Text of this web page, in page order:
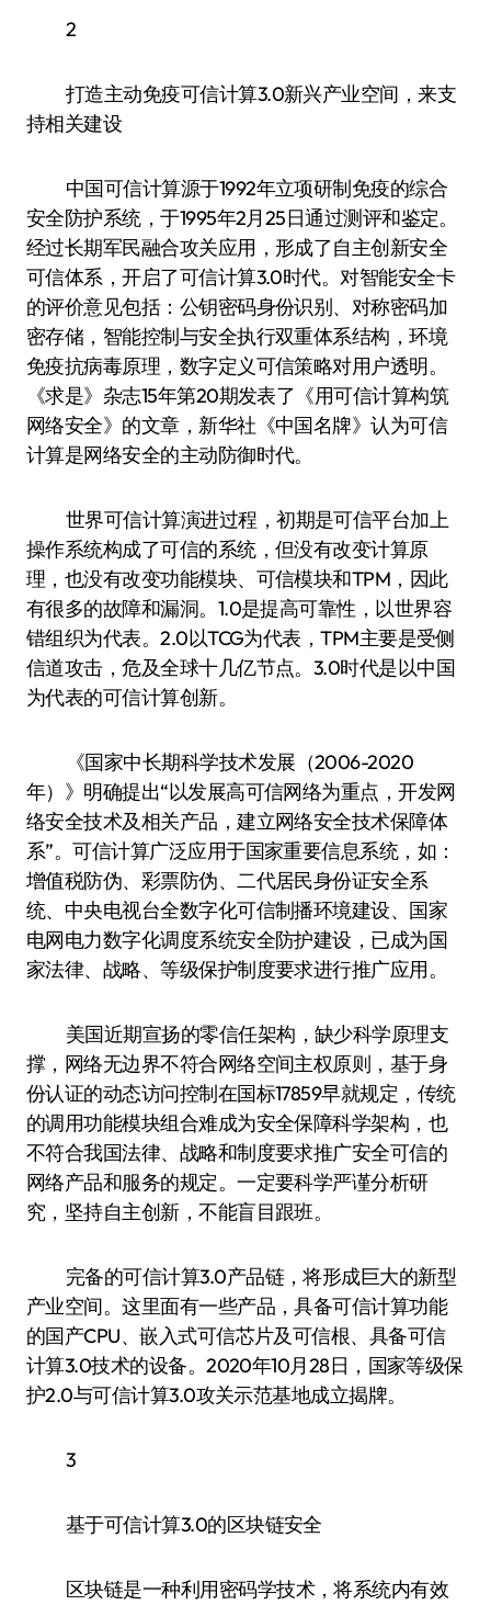
2
打造主动免疫可信计算3.0新兴产业空间，来支
持相关建设
中国可信计算源于1992年立项研制免疫的综合
安全防护系统，于1995年2月25日通过测评和鉴定。
经过长期军民融合攻关应用，形成了自主创新安全
可信体系，开启了可信计算3.0时代。对智能安全卡
的评价意见包括：公钥密码身份识别、对称密码加
密存储，智能控制与安全执行双重体系结构，环境
免疫抗病毒原理，数字定义可信策略对用户透明。
《求是》杂志15年第20期发表了《用可信计算构筑
网络安全》的文章，新华社《中国名牌》认为可信
计算是网络安全的主动防御时代。
世界可信计算演进过程，初期是可信平台加上
操作系统构成了可信的系统，但没有改变计算原
理，也没有改变功能模块、可信模块和TPM，因此
有很多的故障和漏洞。1.0是提高可靠性，以世界容
错组织为代表。2.0以TCG为代表，TPM主要是受侧
信道攻击，危及全球十几亿节点。3.0时代是以中国
为代表的可信计算创新。
《国家中长期科学技术发展（2006-2020
年）》明确提出“以发展高可信网络为重点，开发网
络安全技术及相关产品，建立网络安全技术保障体
系”。可信计算广泛应用于国家重要信息系统，如：
增值税防伪、彩票防伪、二代居民身份证安全系
统、中央电视台全数字化可信制播环境建设、国家
电网电力数字化调度系统安全防护建设，已成为国
家法律、战略、等级保护制度要求进行推广应用。
美国近期宣扬的零信任架构，缺少科学原理支
撑，网络无边界不符合网络空间主权原则，基于身
份认证的动态访问控制在国标17859早就规定，传统
的调用功能模块组合难成为安全保障科学架构，也
不符合我国法律、战略和制度要求推广安全可信的
网络产品和服务的规定。一定要科学严谨分析研
究，坚持自主创新，不能盲目跟班。
完备的可信计算3.0产品链，将形成巨大的新型
产业空间。这里面有一些产品，具备可信计算功能
的国产CPU、嵌入式可信芯片及可信根、具备可信
计算3.0技术的设备。2020年10月28日，国家等级保
护2.0与可信计算3.0攻关示范基地成立揭牌。
3
基于可信计算3.0的区块链安全
区块链是一种利用密码学技术，将系统内有效